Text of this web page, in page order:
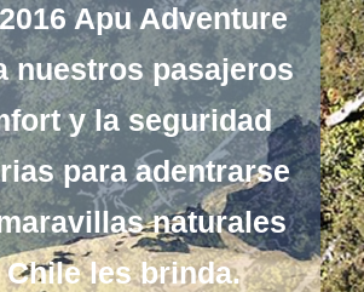
Apu Adventure
nuestros pasajeros
y la seguridad
para adentrarse
naturales
Chile les brinda.